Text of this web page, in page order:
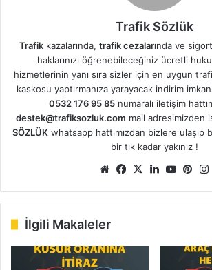
Trafik Sözlük
Trafikkazalarında, trafik cezalarında ve
haklarınızı öğrenebileceğiniz ücretli
hizmetlerinin yanı sıra sizler için en uygun
kaskosu yaptırmanıza yarayacak indirim
0532 176 95 85numaralı iletişim
destek@trafiksozluk.com mail adresimizden
SÖZLÜKwhatsapp hattımızdan bizlere ulaşıp
bir tık kadar yakınız !
Web Facebook
X LinkedIn
İlgili Makaleler